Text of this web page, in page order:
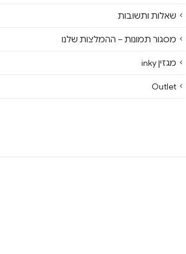
שאלות ותשובות
מסגור תמונות – ההמלצות שלנו
מגזין inky
Outlet